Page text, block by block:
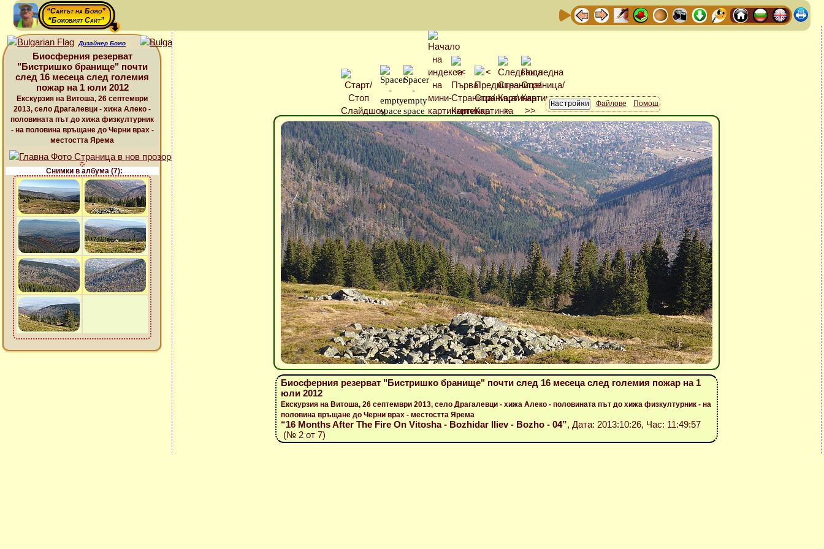
“Сайтът на Божо”
“Божовият Сайт”
Дизайнер Божо
Биосферния резерват
"Бистришко бранище" почти
след 16 месеца след големия
пожар на 1 юли 2012
Екскурзия на Витоша, 26 септември
2013, село Драгалевци - хижа Алеко -
половината път до хижа физкултурник
- на половина връщане до Черни врах -
местостта Ярема
Снимки в албума (7):
Файлове Помощ
Биосферния резерват "Бистришко бранище" почти след 16 месеца след големия пожар на 1
юли 2012
Екскурзия на Витоша, 26 септември 2013, село Драгалевци - хижа Алеко - половината път до хижа физкултурник - на
половина връщане до Черни врах - местостта Ярема
“16 Months After The Fire On Vitosha - Bozhidar Iliev - Bozho - 04”, Дата: 2013:10:26, Час: 11:49:57
(№ 2 от 7)